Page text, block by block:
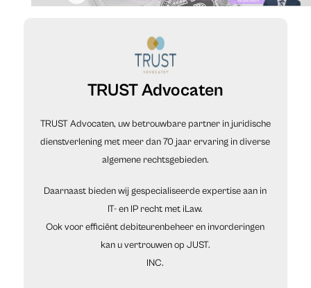
TRUST Advocaten
TRUST Advocaten, uw betrouwbare partner in juridische
dienstverlening met meer dan 70 jaar ervaring in diverse
algemene rechtsgebieden.
Daarnaast bieden wij gespecialiseerde expertise aan in
IT- en IP recht met iLaw.
Ook voor efficiënt debiteurenbeheer en invorderingen
kan u vertrouwen op JUST.
INC.